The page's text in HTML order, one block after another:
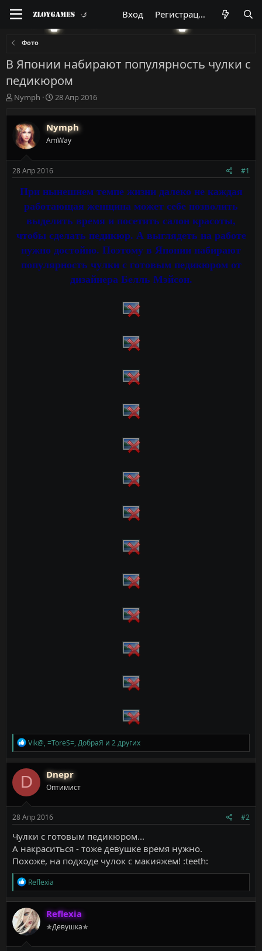
Вход Регистрация
Фото
В Японии набирают популярность чулки с
педикюром
А
т
о
р
е
м
ы
Nymph
Д
т
а
н
ч
л
а
28 Апр 2016
Nymph
AmWay
28 Апр 2016 #1
При нынешнем темпе жизни далеко не каждая
работающая женщина может себе позволить
выделить время и посетить салон красоты,
чтобы сделать педикюр. А выглядеть на работе
нужно достойно. Поэтому в Японии набирают
популярность чулки с готовым педикюром от
дизайнера Белль Мэйсон.
Р
е
а
к
ц
и
и
Vik@,=ToreS=,ДобраЯ и 2 других
D Dnepr
Оптимист
28 Апр 2016 #2
Чулки с готовым педикюром...
А накраситься - тоже девушке время нужно.
Похоже, на подходе чулок с макияжем! :teeth:
Р
е
а
к
ц
и
и
Reflexia
Reflexia
✯Девушка✯